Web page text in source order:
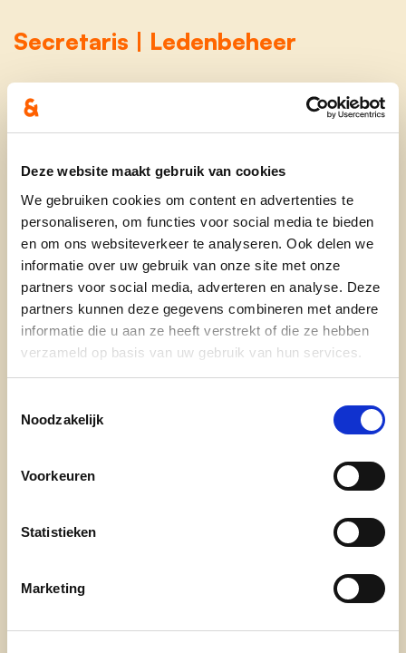
Deze website maakt gebruik van cookies
We gebruiken cookies om content en advertenties te
personaliseren, om functies voor social media te bieden
en om ons websiteverkeer te analyseren. Ook delen we
informatie over uw gebruik van onze site met onze
partners voor social media, adverteren en analyse. Deze
partners kunnen deze gegevens combineren met andere
informatie die u aan ze heeft verstrekt of die ze hebben
verzameld op basis van uw gebruik van hun services.
Noodzakelijk
Voorkeuren
Statistieken
Marketing
Secretaris | Ledenbeheer
Wie is zij:
te Antwerpen als financieel deskundige.
Administratief achter de schermen voor cd&v
Sint-Niklaas en Vrouw & Maatschappij.
Vrijwilliger bij Belsele Events.
Hobby’s: knutselen, schilderen, … vooral creatief
bezig zijn.
Een luisterend oor, altijd zin in een praatje. Staat
positief in het leven.
Wat doet zij:
° Secretaris cd&v Sint-Niklaas
Zet zich in voor: